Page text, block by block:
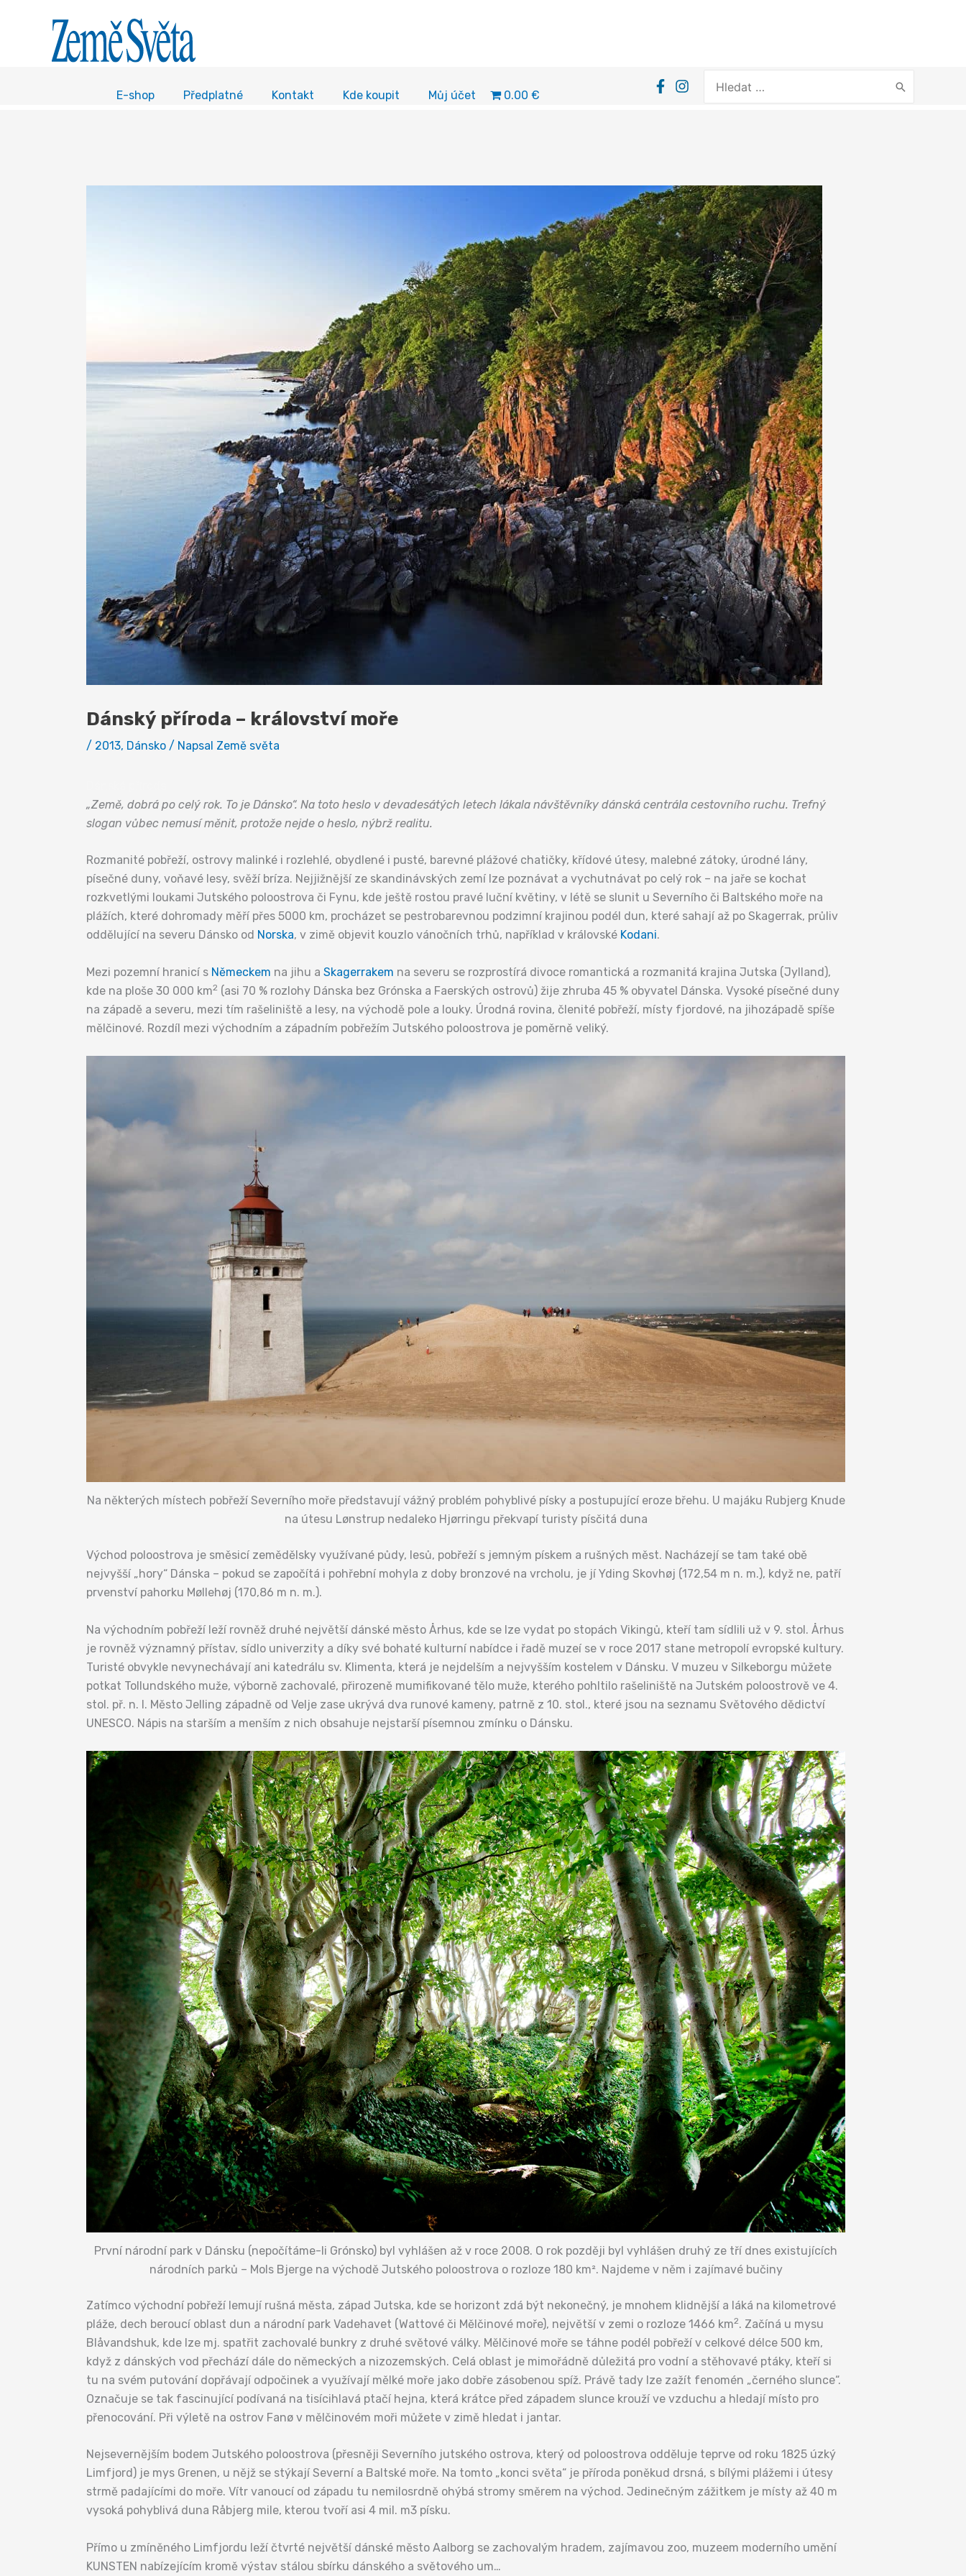
E-shop Předplatné Kontakt Kde koupit Můj účet 0.00 €
for:
Dánský příroda – království moře
/ 2013, Dánsko / Napsal Země světa
„Země, dobrá po celý rok. To je Dánsko“. Na toto heslo v devadesátých letech lákala návštěvníky dánská centrála cestovního ruchu. Trefný
slogan vůbec nemusí měnit, protože nejde o heslo, nýbrž realitu.
Rozmanité pobřeží, ostrovy malinké i rozlehlé, obydlené i pusté, barevné plážové chatičky, křídové útesy, malebné zátoky, úrodné lány,
písečné duny, voňavé lesy, svěží bríza. Nejjižnější ze skandinávských zemí lze poznávat a vychutnávat po celý rok – na jaře se kochat
rozkvetlými loukami Jutského poloostrova či Fynu, kde ještě rostou pravé luční květiny, v létě se slunit u Severního či Baltského moře na
plážích, které dohromady měří přes 5000 km, procházet se pestrobarevnou podzimní krajinou podél dun, které sahají až po Skagerrak, průliv
oddělující na severu Dánsko od Norska, v zimě objevit kouzlo vánočních trhů, například v královské Kodani.
Mezi pozemní hranicí s Německem na jihu a Skagerrakem na severu se rozprostírá divoce romantická a rozmanitá krajina Jutska (Jylland),
kde na ploše 30 000 km2 (asi 70 % rozlohy Dánska bez Grónska a Faerských ostrovů) žije zhruba 45 % obyvatel Dánska. Vysoké písečné duny
na západě a severu, mezi tím rašeliniště a lesy, na východě pole a louky. Úrodná rovina, členité pobřeží, místy fjordové, na jihozápadě spíše
mělčinové. Rozdíl mezi východním a západním pobřežím Jutského poloostrova je poměrně veliký.
Na některých místech pobřeží Severního moře představují vážný problém pohyblivé písky a postupující eroze břehu. U majáku Rubjerg Knude
na útesu Lønstrup nedaleko Hjørringu překvapí turisty písčitá duna
Východ poloostrova je směsicí zemědělsky využívané půdy, lesů, pobřeží s jemným pískem a rušných měst. Nacházejí se tam také obě
nejvyšší „hory“ Dánska – pokud se započítá i pohřební mohyla z doby bronzové na vrcholu, je jí Yding Skovhøj (172,54 m n. m.), když ne, patří
prvenství pahorku Møllehøj (170,86 m n. m.).
Na východním pobřeží leží rovněž druhé největší dánské město Århus, kde se lze vydat po stopách Vikingů, kteří tam sídlili už v 9. stol. Århus
je rovněž významný přístav, sídlo univerzity a díky své bohaté kulturní nabídce i řadě muzeí se v roce 2017 stane metropolí evropské kultury.
Turisté obvykle nevynechávají ani katedrálu sv. Klimenta, která je nejdelším a nejvyšším kostelem v Dánsku. V muzeu v Silkeborgu můžete
potkat Tollundského muže, výborně zachovalé, přirozeně mumifikované tělo muže, kterého pohltilo rašeliniště na Jutském poloostrově ve 4.
stol. př. n. l. Město Jelling západně od Velje zase ukrývá dva runové kameny, patrně z 10. stol., které jsou na seznamu Světového dědictví
UNESCO. Nápis na starším a menším z nich obsahuje nejstarší písemnou zmínku o Dánsku.
První národní park v Dánsku (nepočítáme-li Grónsko) byl vyhlášen až v roce 2008. O rok později byl vyhlášen druhý ze tří dnes existujících
národních parků – Mols Bjerge na východě Jutského poloostrova o rozloze 180 km². Najdeme v něm i zajímavé bučiny
Zatímco východní pobřeží lemují rušná města, západ Jutska, kde se horizont zdá být nekonečný, je mnohem klidnější a láká na kilometrové
pláže, dech beroucí oblast dun a národní park Vadehavet (Wattové či Mělčinové moře), největší v zemi o rozloze 1466 km2. Začíná u mysu
Blåvandshuk, kde lze mj. spatřit zachovalé bunkry z druhé světové války. Mělčinové moře se táhne podél pobřeží v celkové délce 500 km,
když z dánských vod přechází dále do německých a nizozemských. Celá oblast je mimořádně důležitá pro vodní a stěhovavé ptáky, kteří si
tu na svém putování dopřávají odpočinek a využívají mělké moře jako dobře zásobenou spíž. Právě tady lze zažít fenomén „černého slunce“.
Označuje se tak fascinující podívaná na tisícihlavá ptačí hejna, která krátce před západem slunce krouží ve vzduchu a hledají místo pro
přenocování. Při výletě na ostrov Fanø v mělčinovém moři můžete v zimě hledat i jantar.
Nejsevernějším bodem Jutského poloostrova (přesněji Severního jutského ostrova, který od poloostrova odděluje teprve od roku 1825 úzký
Limfjord) je mys Grenen, u nějž se stýkají Severní a Baltské moře. Na tomto „konci světa“ je příroda poněkud drsná, s bílými plážemi i útesy
strmě padajícími do moře. Vítr vanoucí od západu tu nemilosrdně ohýbá stromy směrem na východ. Jedinečným zážitkem je místy až 40 m
vysoká pohyblivá duna Råbjerg mile, kterou tvoří asi 4 mil. m3 písku.
Přímo u zmíněného Limfjordu leží čtvrté největší dánské město Aalborg se zachovalým hradem, zajímavou zoo, muzeem moderního umění
KUNSTEN nabízejícím kromě výstav stálou sbírku dánského a světového um…